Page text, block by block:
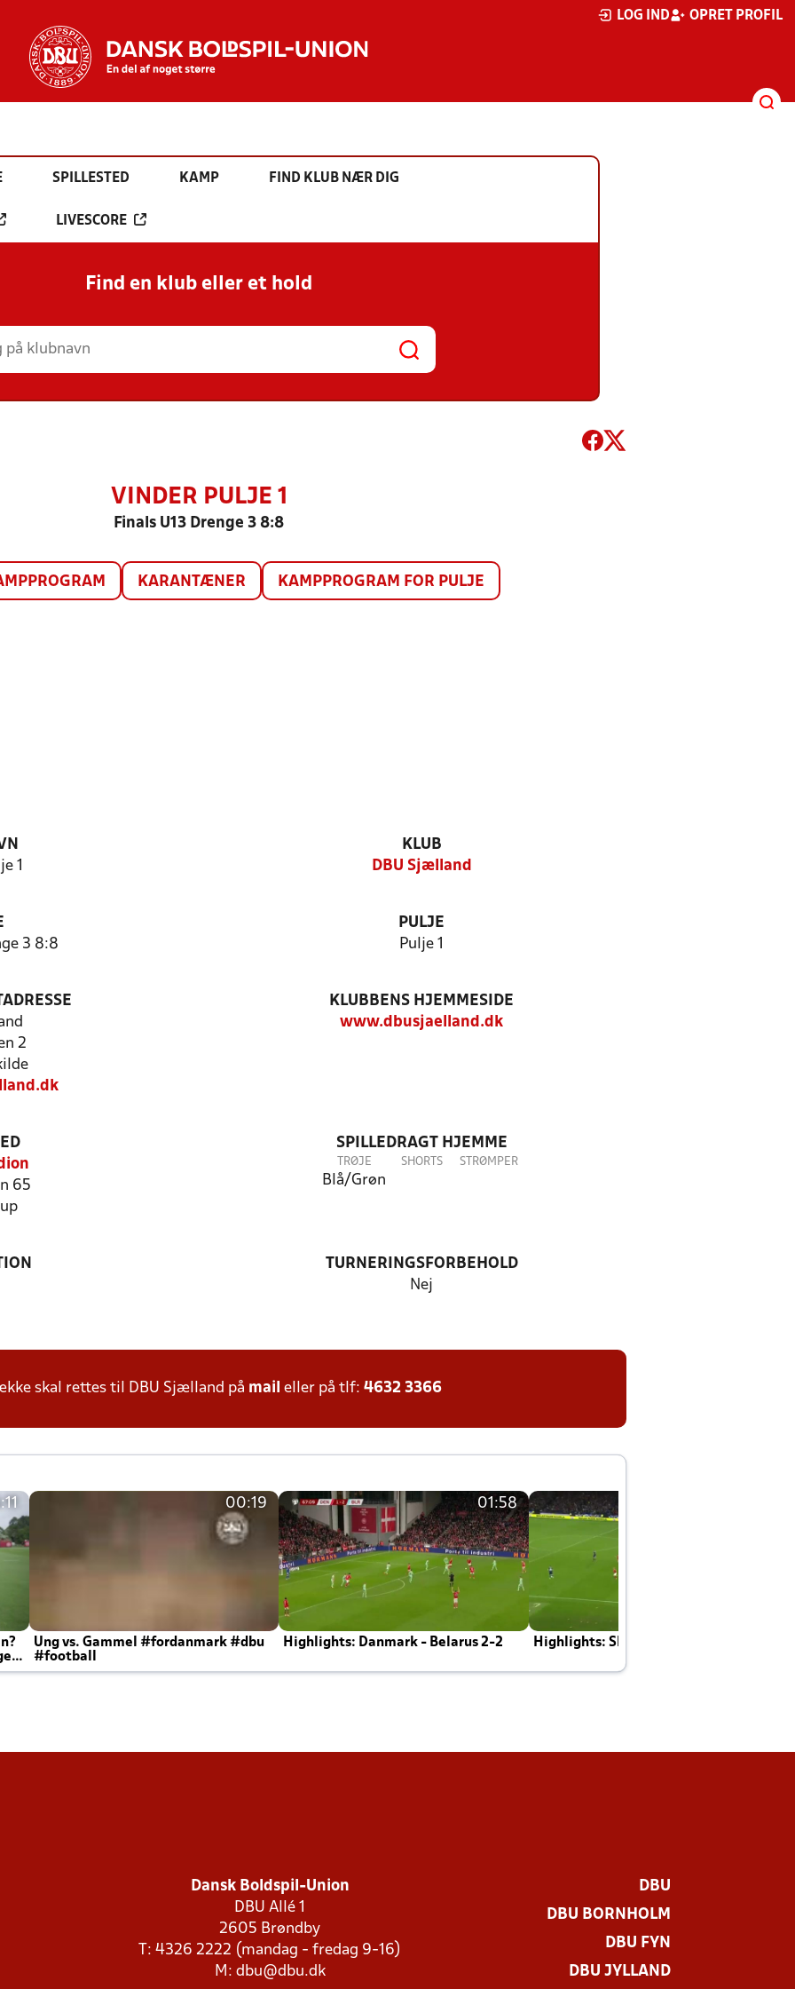
LOG IND OPRET PROFIL
SPILLESTED KAMP FIND KLUB NÆR DIG
LIVESCORE
Find en klub eller et hold
VINDER PULJE 1
Finals U13 Drenge 3 8:8
KARANTÆNER KAMPPROGRAM FOR PULJE
1
KLUB
DBU Sjælland
3 8:8
PULJE
Pulje 1
2
KLUBBENS HJEMMESIDE
www.dbusjaelland.dk
65
SPILLEDRAGT HJEMME
TRØJE
Blå/Grøn
SHORTS STRØMPER
TURNERINGSFORBEHOLD
Nej
skal rettes til DBU Sjælland på mail eller på tlf: 4632 3366
00:19
Ung vs. Gammel #fordanmark #dbu
#football
01:58
Highlights: Danmark - Belarus 2-2 Highlights: Skotland - Danmark 4-2
Dansk Boldspil-Union
DBU Allé 1
2605 Brøndby
T: 4326 2222 (mandag - fredag 9-16)
M: dbu@dbu.dk
DBU
DBU BORNHOLM
DBU FYN
DBU JYLLAND